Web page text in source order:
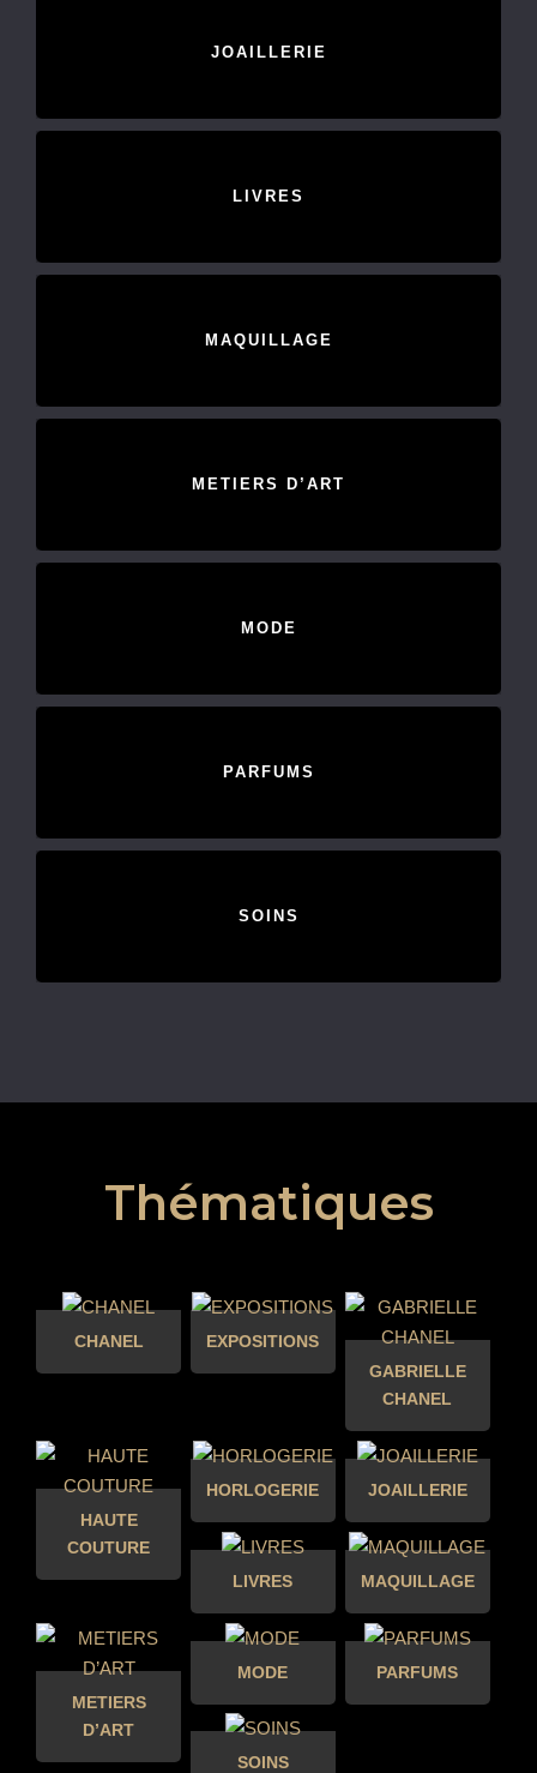
JOAILLERIE
LIVRES
MAQUILLAGE
METIERS D’ART
MODE
PARFUMS
SOINS
Thématiques
CHANEL
EXPOSITIONS
GABRIELLE
CHANEL
HAUTE
COUTURE
HORLOGERIE JOAILLERIE
LIVRES MAQUILLAGE
METIERS
D’ART
MODE PARFUMS
SOINS